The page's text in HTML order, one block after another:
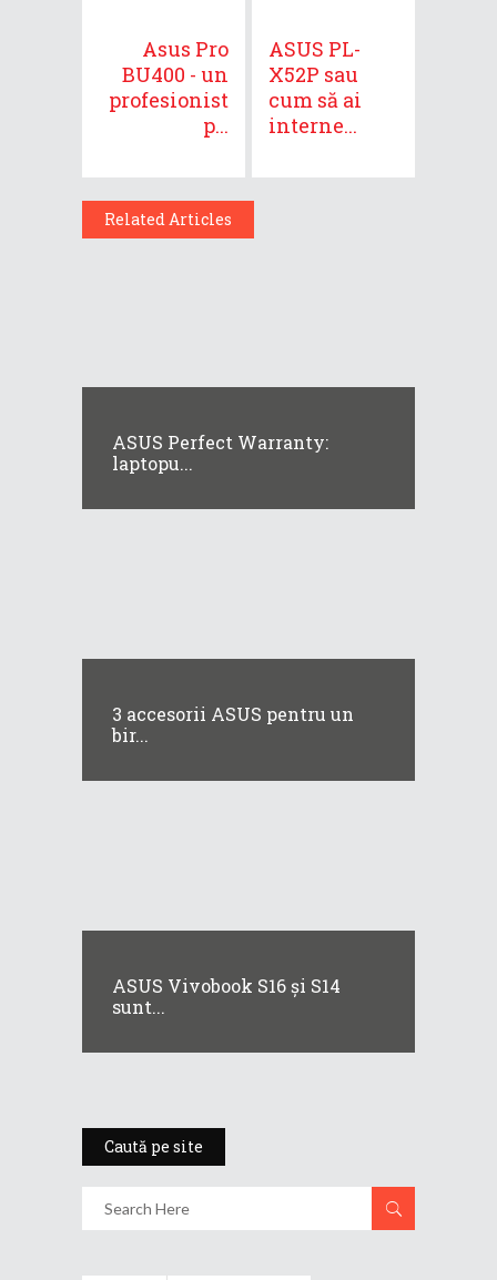
Asus Pro
BU400 - un
profesionist
p...
ASUS PL-
X52P sau
cum să ai
interne...
Related Articles
ASUS Perfect Warranty:
laptopu...
3 accesorii ASUS pentru un
bir...
ASUS Vivobook S16 și S14
sunt...
Caută pe site